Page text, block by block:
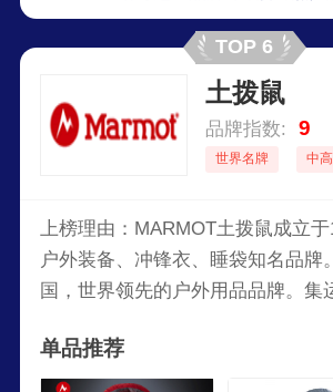
建了"1%ForthePlanet"的商业联盟。
TOP 6
土拨鼠
品牌指数: 9
世界名牌 中
上榜理由：MARMOT土拨鼠成立于
户外装备、冲锋衣、睡袋知名品牌
国，世界领先的户外用品品牌。集
力赛赞助商，全球知名的户外装备
单品推荐